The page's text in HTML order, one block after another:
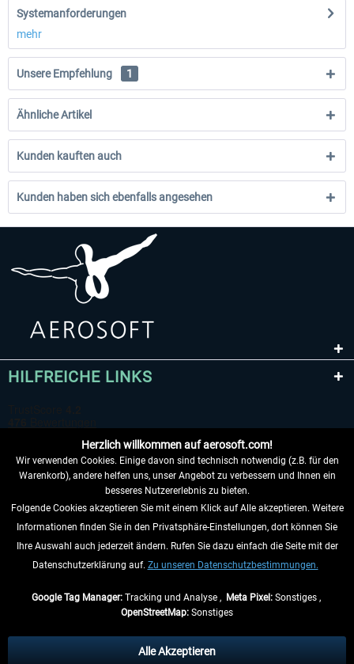
Systemanforderungen
mehr
Unsere Empfehlung 1
Ähnliche Artikel
Kunden kauften auch
Kunden haben sich ebenfalls angesehen
HILFREICHE LINKS
VERTRAG WIDERRUFEN
INFORMATIONEN
anders beschrieben.
Herzlich willkommen auf aerosoft.com!
Wir verwenden Cookies. Einige davon sind technisch notwendig (z.B. für den
Warenkorb), andere helfen uns, unser Angebot zu verbessern und Ihnen ein
besseres Nutzererlebnis zu bieten.
Folgende Cookies akzeptieren Sie mit einem Klick auf Alle akzeptieren. Weitere
Informationen finden Sie in den Privatsphäre-Einstellungen, dort können Sie
Ihre Auswahl auch jederzeit ändern. Rufen Sie dazu einfach die Seite mit der
Datenschutzerklärung auf. Zu unseren Datenschutzbestimmungen.
Google Tag Manager:Tracking und Analyse , Meta Pixel:Sonstiges ,
OpenStreetMap: Sonstiges
Alle Akzeptieren